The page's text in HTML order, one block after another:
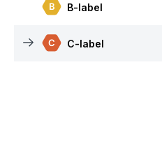
B-label
C-label